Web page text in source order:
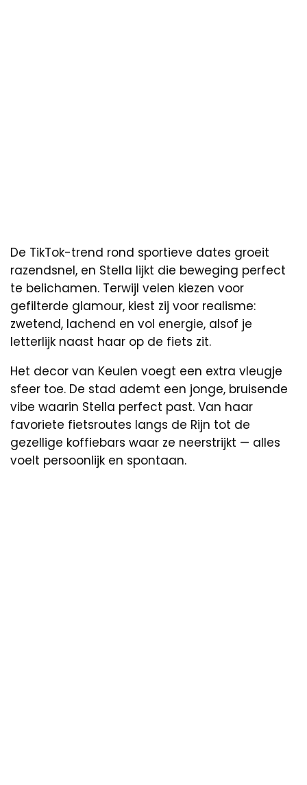
De TikTok-trend rond sportieve dates groeit
razendsnel, en Stella lijkt die beweging perfect
te belichamen. Terwijl velen kiezen voor
gefilterde glamour, kiest zij voor realisme:
zwetend, lachend en vol energie, alsof je
letterlijk naast haar op de fiets zit.
Het decor van Keulen voegt een extra vleugje
sfeer toe. De stad ademt een jonge, bruisende
vibe waarin Stella perfect past. Van haar
favoriete fietsroutes langs de Rijn tot de
gezellige koffiebars waar ze neerstrijkt — alles
voelt persoonlijk en spontaan.